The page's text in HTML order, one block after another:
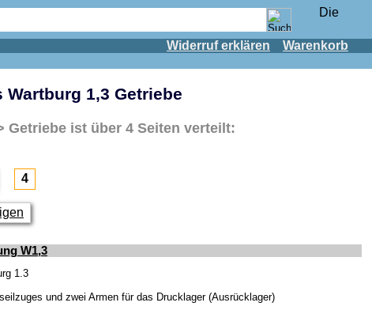
Widerruf erklären Warenkorb
1,3 Getriebe
Getriebeist über 4 Seiten verteilt:
4
W1,3
1.3
und zwei Armen für das Drucklager (Ausrücklager)